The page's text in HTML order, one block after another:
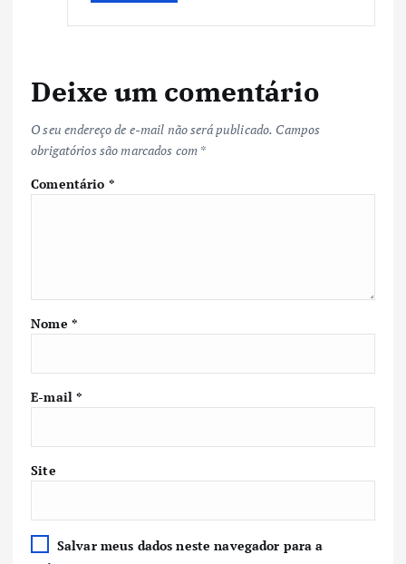
Deixe um comentário
O seu endereço de e-mail não será publicado. Campos
obrigatórios são marcados com *
Comentário *
Nome *
E-mail*
Site
Salvar meus dados neste navegador para a